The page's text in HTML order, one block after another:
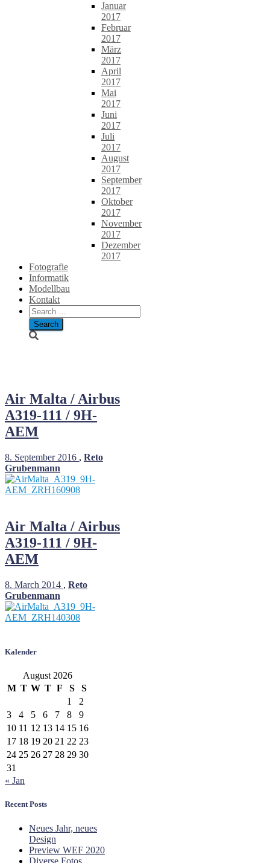
Januar
2017
Februar
2017
März
2017
April
2017
Mai
2017
Juni
2017
Juli
2017
August
2017
September
2017
Oktober
2017
November
2017
Dezember
2017
Fotografie
Informatik
Modellbau
Kontakt
Search
for:
Air Malta / Airbus
A319-111 / 9H-
AEM
8. September 2016 , Reto
Grubenmann
Air Malta / Airbus
A319-111 / 9H-
AEM
8. March 2014 , Reto
Grubenmann
Kalender
August 2026
M T W T F S
S
1
2
3
4 5 6 7 8
9
10 11 12 13 14 15 16
17 18 19 20 21 22 23
24 25 26 27 28 29 30
31
« Jan
Recent Posts
Neues Jahr, neues
Design
Preview WEF 2020
Diverse Fotos